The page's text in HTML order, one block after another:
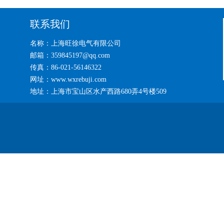
联系我们
名称：上海旺徐电气有限公司
邮箱：359845197@qq.com
传真：86-021-56146322
网址：www.wxrebuji.com
地址：上海市宝山区水产西路680弄4号楼509